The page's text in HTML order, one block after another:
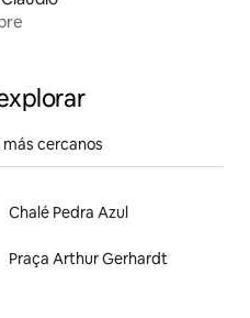
cercanos
Chalé Pedra Azul
Praça Arthur Gerhardt